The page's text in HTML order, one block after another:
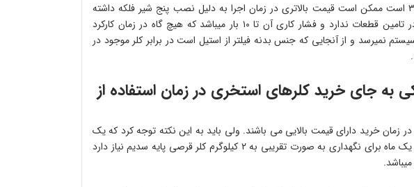
با توجه به نوع جنس فیلتر که از استیل ۳۰۴ است ممکن است قیمت بالاتری در زمان اجرا به دلیل نصب پنج شیر فلکه داشته
باشد ولی در زمان نگهداری هیچ دردسری در تامین قطعات ندارد و فشار کاری آن تا ۱۰ بار میباشد که هیچ گاه در زمان کارکرد
نمیرسد و از آنجایی که جنس بدنه فیلتر از استیل است در برابر کلر موجود در
به جای خرید کلرهای استخری در زمان استفاده از
زمان خرید دارای قیمت بالایی می باشند. ولی باید به این نکته توجه کرد که یک
استخر روباز با ابعاد حدودی ۱۰ در ۵ در طول یک ماه برای نگهداری به صورت تقریبی به ۲ کیلوگرم کلر قرصی پایه سدیم نیاز دارد